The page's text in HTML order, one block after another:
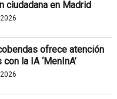
ciudadana en Madrid
ofrece atención
la IA ‘MenInA’